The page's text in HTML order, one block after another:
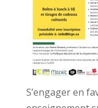
S’engager en